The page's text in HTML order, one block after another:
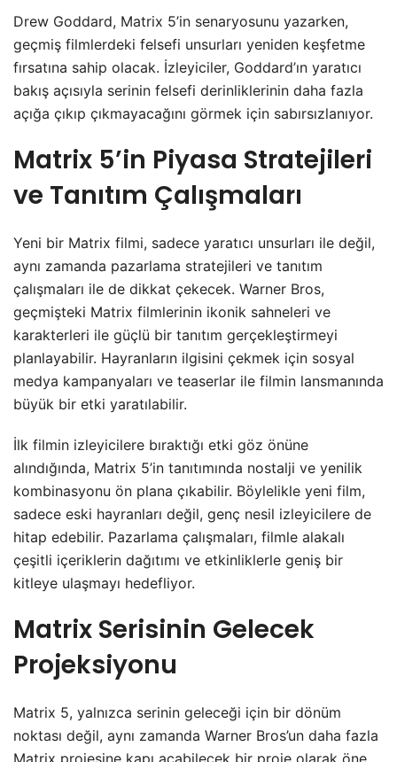
Drew Goddard, Matrix 5’in senaryosunu yazarken,
geçmiş filmlerdeki felsefi unsurları yeniden keşfetme
fırsatına sahip olacak. İzleyiciler, Goddard’ın yaratıcı
bakış açısıyla serinin felsefi derinliklerinin daha fazla
açığa çıkıp çıkmayacağını görmek için sabırsızlanıyor.
Matrix 5’in Piyasa Stratejileri
ve Tanıtım Çalışmaları
Yeni bir Matrix filmi, sadece yaratıcı unsurları ile değil,
aynı zamanda pazarlama stratejileri ve tanıtım
çalışmaları ile de dikkat çekecek. Warner Bros,
geçmişteki Matrix filmlerinin ikonik sahneleri ve
karakterleri ile güçlü bir tanıtım gerçekleştirmeyi
planlayabilir. Hayranların ilgisini çekmek için sosyal
medya kampanyaları ve teaserlar ile filmin lansmanında
büyük bir etki yaratılabilir.
İlk filmin izleyicilere bıraktığı etki göz önüne
alındığında, Matrix 5’in tanıtımında nostalji ve yenilik
kombinasyonu ön plana çıkabilir. Böylelikle yeni film,
sadece eski hayranları değil, genç nesil izleyicilere de
hitap edebilir. Pazarlama çalışmaları, filmle alakalı
çeşitli içeriklerin dağıtımı ve etkinliklerle geniş bir
kitleye ulaşmayı hedefliyor.
Matrix Serisinin Gelecek
Projeksiyonu
Matrix 5, yalnızca serinin geleceği için bir dönüm
noktası değil, aynı zamanda Warner Bros’un daha fazla